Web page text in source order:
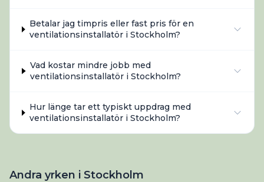
Betalar jag timpris eller fast pris för en
ventilationsinstallatör i Stockholm?
Vad kostar mindre jobb med
ventilationsinstallatör i Stockholm?
Hur länge tar ett typiskt uppdrag med
ventilationsinstallatör i Stockholm?
Andra yrken i Stockholm